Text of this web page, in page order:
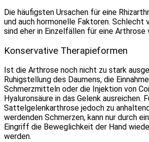
Die häufigsten Ursachen für eine
und auch hormonelle Faktoren. Schlecht
sind eher in Einzelfällen für eine
Konservative Therapieformen
Ist die Arthrose noch nicht zu stark
Ruhigstellung des Daumens, die
Schmerzmitteln oder die Injektion von
Hyaluronsäure in das Gelenk ausreichen.
Sattelgelenkarthrose jedoch zu
werdenden Schmerzen, kann nur durch
Eingriff die Beweglichkeit der Hand
werden.